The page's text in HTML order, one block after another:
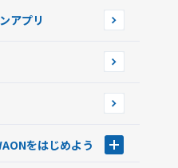
について
アプリ
をはじめよう